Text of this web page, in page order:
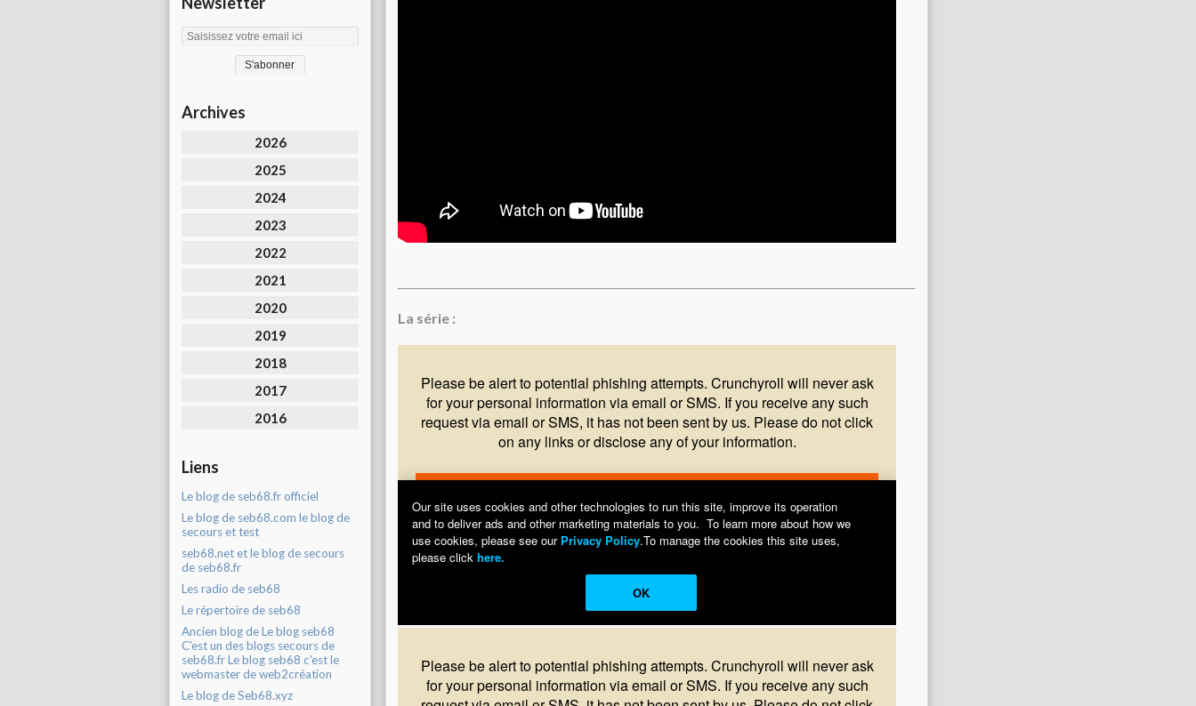
Archives
2026
2025
2024
2023
2022
2021
2020
2019
2018
2017
2016
Liens
Le blog de seb68.fr officiel
Le blog de seb68.com le blog de
secours et test
seb68.net et le blog de secours
de seb68.fr
Les radio de seb68
Le répertoire de seb68
Ancien blog de Le blog seb68
C'est un des blogs secours de
seb68.fr Le blog seb68 c'est le
webmaster de web2création
Le blog de Seb68.xyz
La série :